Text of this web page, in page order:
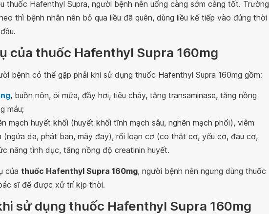
thuốc Hafenthyl Supra, người bệnh nên uống càng sớm càng tốt. Trường
thì bệnh nhân nên bỏ qua liều đã quên, dùng liều kế tiếp vào đúng thời
của thuốc Hafenthyl Supra 160mg
bệnh có thể gặp phải khi sử dụng thuốc Hafenthyl Supra 160mg gồm:
, buồn nôn, ói mửa, đầy hơi, tiêu chảy, tăng transaminase, tăng nồng
máu;
mạch huyết khối (huyết khối tĩnh mạch sâu, nghẽn mạch phổi), viêm
(ngứa da, phát ban, mày đay), rối loạn cơ (co thắt cơ, yếu cơ, đau cơ,
năng tình dục, tăng nồng độ creatinin huyết.
của thuốc Hafenthyl Supra 160mg, người bệnh nên ngưng dùng thuốc
sĩ để được xử trí kịp thời.
sử dụng thuốc Hafenthyl Supra 160mg